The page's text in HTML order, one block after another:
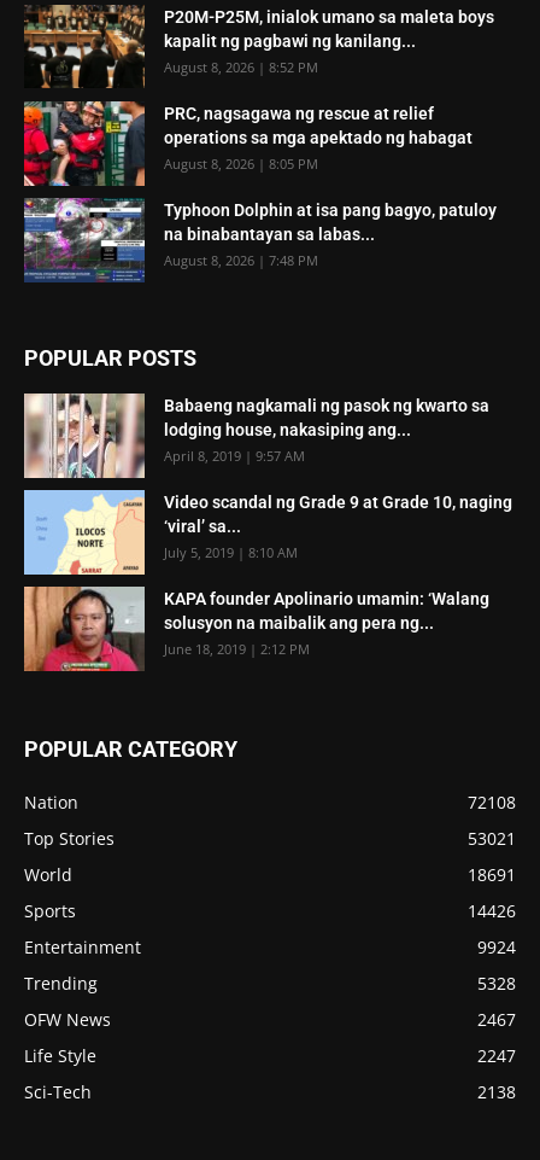
P20M-P25M, inialok umano sa maleta boys
kapalit ng pagbawi ng kanilang...
August 8, 2026 | 8:52 PM
PRC, nagsagawa ng rescue at relief
operations sa mga apektado ng habagat
August 8, 2026 | 8:05 PM
Typhoon Dolphin at isa pang bagyo, patuloy
na binabantayan sa labas...
August 8, 2026 | 7:48 PM
POPULAR POSTS
Babaeng nagkamali ng pasok ng kwarto sa
lodging house, nakasiping ang...
April 8, 2019 | 9:57 AM
Video scandal ng Grade 9 at Grade 10, naging
‘viral’ sa...
July 5, 2019 | 8:10 AM
KAPA founder Apolinario umamin: ‘Walang
solusyon na maibalik ang pera ng...
June 18, 2019 | 2:12 PM
POPULAR CATEGORY
Nation
72108
Top Stories
53021
World
18691
Sports
14426
Entertainment
9924
Trending
5328
OFW News
2467
Life Style
2247
Sci-Tech
2138